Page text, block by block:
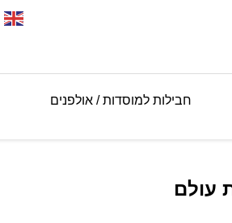
חבילות למוסדות / אולפנים
עולם